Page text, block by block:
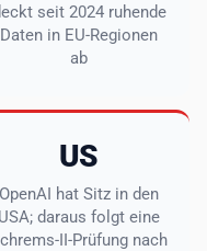
seit 2024 ruhende
Daten in EU-Regionen
ab
US
OpenAI hat Sitz in den
USA; daraus folgt eine
II-Prüfung nach